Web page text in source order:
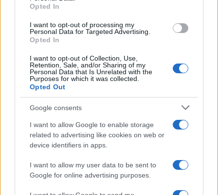
Opted In
I want to opt-out of processing my
Personal Data for Targeted Advertising.
Opted In
I want to opt-out of Collection, Use,
Retention, Sale, and/or Sharing of my
Personal Data that Is Unrelated with the
Purposes for which it was collected.
Opted Out
Google consents
I want to allow Google to enable storage
related to advertising like cookies on web or
device identifiers in apps.
I want to allow my user data to be sent to
Google for online advertising purposes.
«Ο καρδιακός σας ρυθμός επιβραδύνεται, έχετε
αγγεία στα άκρα σας μικραίνουν για να
διατηρήσουν το οξυγονωμένο αίμα για τα ζωτικά
σας όργανα και το τελευταίο πράγμα είναι η
συστολή της σπλήνας.
»Η σπλήνα είναι μια δεξαμενή για τα
οξυγονωμένα ερυθρά αιμοσφαίρια, οπότε όταν
συστέλλεται, σας δίνει μια ώθηση οξυγόνου. Είναι
σαν μια βιολογική δεξαμενή κατάδυσης»,
σημείωσε η ίδια.
Αυτό που διαπίστωσε ήταν ότι οι Bajau είχαν 50%
γειτονικού χωριού.
Ο καθηγητής Rasmus Nielsen, από το